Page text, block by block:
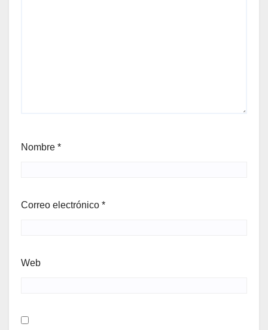
Nombre *
Correo electrónico *
Web